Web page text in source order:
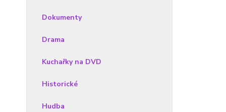
Dokumenty
Drama
Kuchařky na DVD
Historické
Hudba